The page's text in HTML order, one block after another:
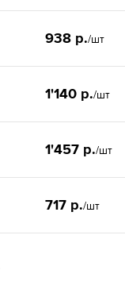
938 р./шт
1'140 р./шт
1'457 р./шт
717 р./шт